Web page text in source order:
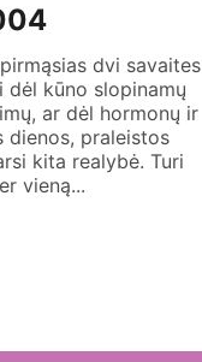
dvi savaites
dėl kūno slopinamų
ar dėl hormonų ir
dienos, praleistos
kita realybė. Turi
vieną...